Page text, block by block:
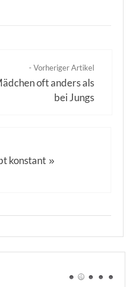
- Vorheriger Artikel
oft anders als
bei Jungs
konstant »